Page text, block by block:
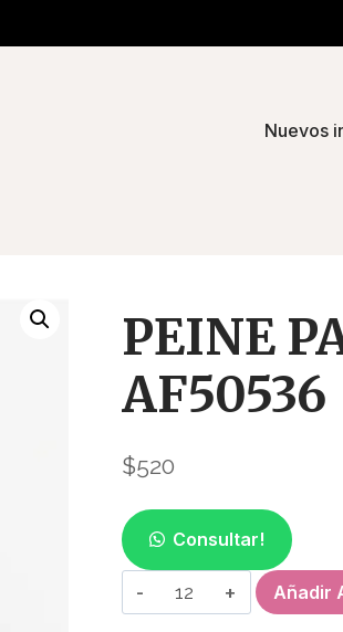
Nuevos
PEINE
AF50536
$520
Consultar!
PEINE
PARA
Añadir